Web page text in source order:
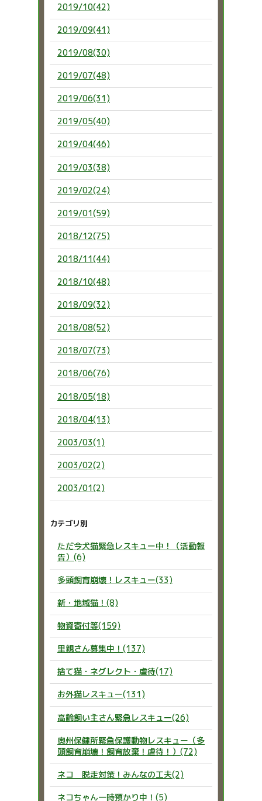
2019/10(42)
2019/09(41)
2019/08(30)
2019/07(48)
2019/06(31)
2019/05(40)
2019/04(46)
2019/03(38)
2019/02(24)
2019/01(59)
2018/12(75)
2018/11(44)
2018/10(48)
2018/09(32)
2018/08(52)
2018/07(73)
2018/06(76)
2018/05(18)
2018/04(13)
2003/03(1)
2003/02(2)
2003/01(2)
カテゴリ別
ただ今犬猫緊急レスキュー中！（活動報
告）(6)
多頭飼育崩壊！レスキュー(33)
新・地域猫！(8)
物資寄付等(159)
里親さん募集中！(137)
捨て猫・ネグレクト・虐待(17)
お外猫レスキュー(131)
高齢飼い主さん緊急レスキュー(26)
奥州保健所緊急保護動物レスキュー（多
頭飼育崩壊！飼育放棄！虐待！）(72)
ネコ 脱走対策！みんなの工夫(2)
ネコちゃん一時預かり中！(5)